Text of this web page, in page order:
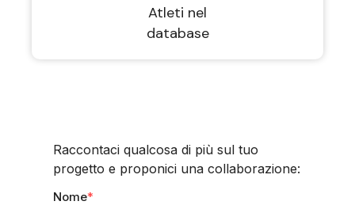
Atleti nel
database
Raccontaci qualcosa di più sul tuo
progetto e proponici una collaborazione:
Nome